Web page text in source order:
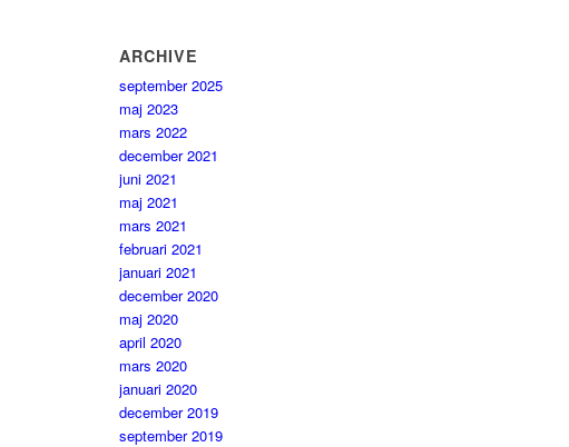
ARCHIVE
september 2025
maj 2023
mars 2022
december 2021
juni 2021
maj 2021
mars 2021
februari 2021
januari 2021
december 2020
maj 2020
april 2020
mars 2020
januari 2020
december 2019
september 2019